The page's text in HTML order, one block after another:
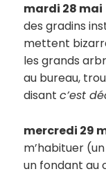
mardi 28 mai
des gradins
mettent
les grands
au bureau,
disantc’est
mercredi 29
m’habituer
un fondant au